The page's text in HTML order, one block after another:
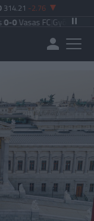
314.21 -2.76
|Győri ETO FC 4-0